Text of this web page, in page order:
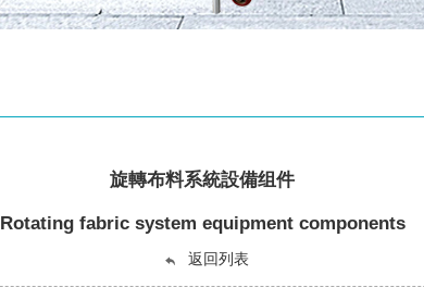
旋轉布料系統設備组件
Rotating fabric system equipment components
返回列表